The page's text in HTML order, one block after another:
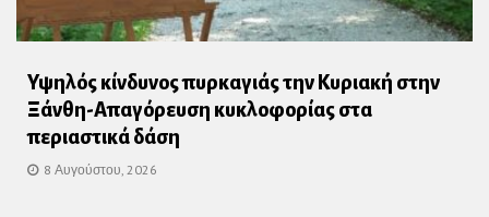
Υψηλός κίνδυνος πυρκαγιάς την Κυριακή στην
Ξάνθη-Απαγόρευση κυκλοφορίας στα
περιαστικά δάση
8 Αυγούστου, 2026